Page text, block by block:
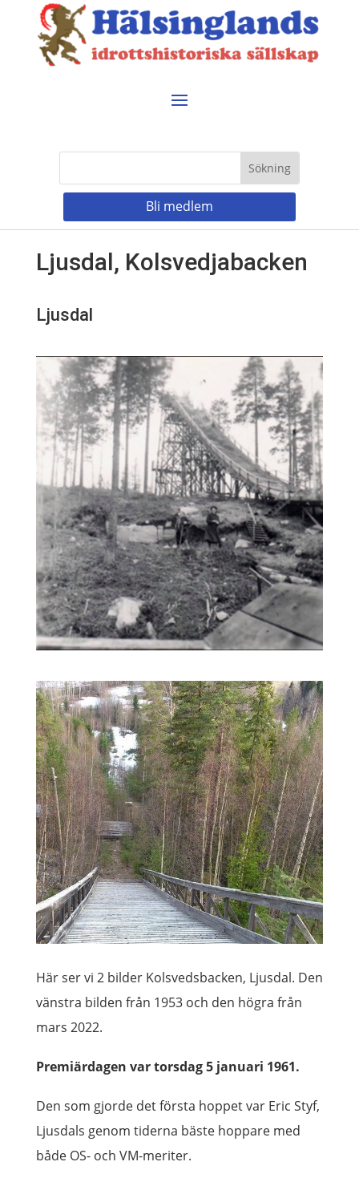
Bli medlem
Ljusdal, Kolsvedjabacken
Ljusdal
Här ser vi 2 bilder Kolsvedsbacken, Ljusdal. Den
vänstra bilden från 1953 och den högra från
mars 2022.
Premiärdagen var torsdag 5 januari 1961.
Den som gjorde det första hoppet var Eric Styf,
Ljusdals genom tiderna bäste hoppare med
både OS- och VM-meriter.